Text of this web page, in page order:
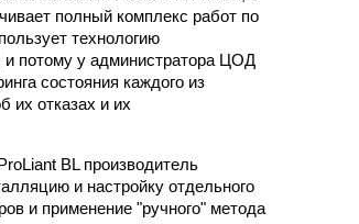
полный комплекс работ по
технологию
и потому у администратора ЦОД
состояния каждого из
их отказах и их
BL производитель
и настройку отдельного
и применение "ручного" метода